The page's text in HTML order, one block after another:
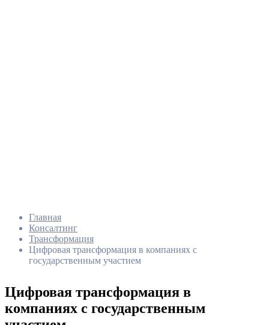
Главная
Консалтинг
Трансформация
Цифровая трансформация в компаниях с
государственным участием
Цифровая трансформация в
компаниях с государственным